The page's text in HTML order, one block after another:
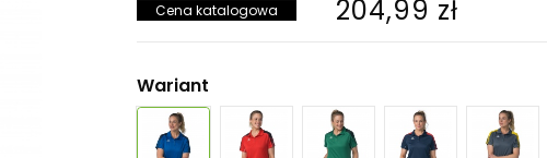
Cena katalogowa 204,99 zł
Wariant